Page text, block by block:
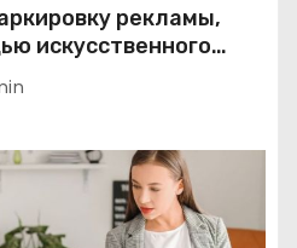
рекламы,
искусственного